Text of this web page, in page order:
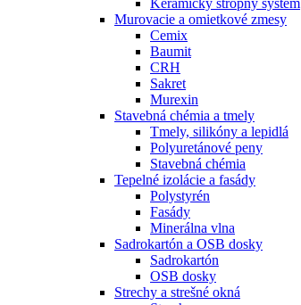
Keramický stropný systém
Murovacie a omietkové zmesy
Cemix
Baumit
CRH
Sakret
Murexin
Stavebná chémia a tmely
Tmely, silikóny a lepidlá
Polyuretánové peny
Stavebná chémia
Tepelné izolácie a fasády
Polystyrén
Fasády
Minerálna vlna
Sadrokartón a OSB dosky
Sadrokartón
OSB dosky
Strechy a strešné okná